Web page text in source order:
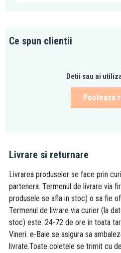
Ce spun clientii
Detii sau ai
Posteaza
Livrare si returnare
Livrarea produselor se face prin
partenera. Termenul de livrare via
produsele se afla in stoc) o sa fie
Termenul de livrare via curier (la
stoc) este: 24-72 de ore in toata
Vineri. e-Baie se asigura sa
livrate.Toate coletele se trimit cu